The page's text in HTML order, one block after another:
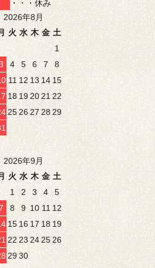
・・・休み
2026年8月
火 水 木 金 土
1
4 5 6 7
8
11 12 13 14 15
18 19 20 21 22
2526 27 28 29
2026年9月
火 水 木 金 土
1
2 3 4
5
8 9 10 11 12
15 16 17 18 19
22 23 242526
2930